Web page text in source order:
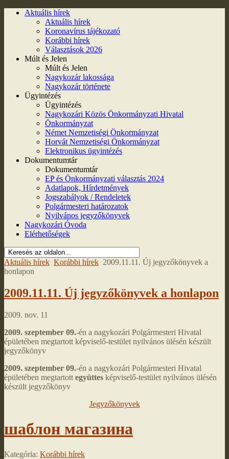
Aktuális hírek
Aktuális hírek
Koronavírus tájékozató
Korábbi hírek
Választások 2026
Múlt és Jelen
Múlt és Jelen
Nagykozár lakossága
Nagykozár története
Ügyintézés
Ügyintézés
Nagykozári Közös Önkormányzati Hivatal
Önkormányzat
Német Nemzetiségi Önkormányzat
Horvát Nemzetiségi Önkormányzat
Elektronikus ügyintézés
Dokumentumtár
Dokumentumtár
EP és Önkormányzati választás 2024
Adatlapok, Hírdetmények
Jogszabályok / Rendeletek
Polgármesteri határozatok
Nyilvános jegyzőkönyvek
Nagykozári Óvoda
Elérhetőségek
Aktuális hírek Korábbi hírek 2009.11.11. Új jegyzőkönyvek a
honlapon
2009.11.11. Új jegyzőkönyvek a honlapon
2009. nov. 11
2009. szeptember 09.-én a nagykozári Polgármesteri Hivatal
épületében megtartott képviselő-testület nyilvános ülésén készült
jegyzőkönyv
2009. szeptember 09.-én a nagykozári Polgármesteri Hivatal
épületében megtartott együttes képviselő-testület nyilvános ülésén
készült jegyzőkönyv
Jegyzőkönyvek
шаблон магазина
Kategória: Korábbi hírek